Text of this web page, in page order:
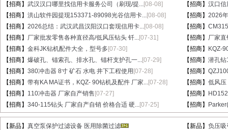
【招商】 武汉汉口哪里找信用卡服务公司（刷现/提...[08-08] 【招商】 汉口信
【招商】 洪山软件园提现153371-89098光谷信用卡...[08-08] 【招商】 2026
【招商】 2026总结：武汉武昌汉阳汉口套现信用卡...[08-08] 【招商】
【招商】 厂家批发零售各种直径高/低风压钻头 钎...[07-31] 【招商】 厂家
【招商】 金科JK钻机配件大全，型号多 [07-30] 【招商】
KQZ-
【招商】 爆破孔、锚索孔、排水孔、锚杆支护孔一...[07-29] 【招商】 潜孔钻
【招商】 380冲击器 8寸 矿石 水电 井下工程使用 [07-28] 【招商】
【招商】 带有KA MA证书，KQZ- 90钻机及配件 厂家...[07-28] 【招商】 低风压
【招商】 110冲击器 厂家自产销售 [07-27] 【招商】
【招商】 340-115钻头 厂家自产自销 价格合适 硬...[07-25] 【招商】
【新品】 真空泵保护过滤设备 医用除菌过滤 【新品】 负压吸